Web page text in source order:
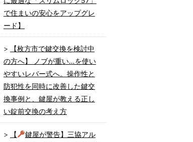
で住まいの安心をアップグレ
ード】
【枚方市で鍵交換を検討中
の方へ】 ノブが重い…を使い
やすいレバー式へ。操作性と
防犯性を同時に改善した鍵交
換事例と、鍵屋が教える正し
い錠前交換の考え方
【
鍵屋が警告】三協アル